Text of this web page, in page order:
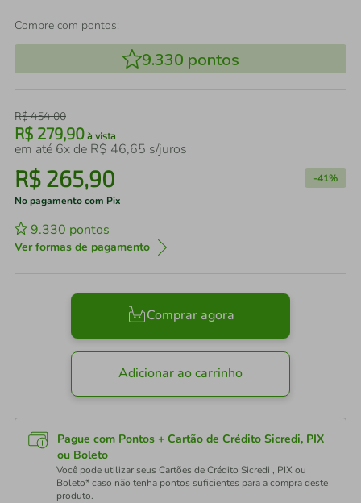
Compre com pontos:
9.330 pontos
R$454,00
R$ 279,90 à vista
em até 6x de R$ 46,65 s/juros
R$ 265,90 -41%
No pagamento com Pix
9.330 pontos
Ver formas de pagamento
Comprar agora
Adicionar ao carrinho
Pague com Pontos + Cartão de Crédito Sicredi, PIX
ou Boleto
Você pode utilizar seus Cartões de Crédito Sicredi , PIX ou
Boleto* caso não tenha pontos suficientes para a compra deste
produto.